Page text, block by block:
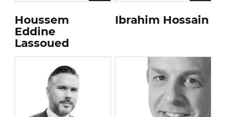
Houssem
Eddine
Lassoued
Ibrahim Hossain